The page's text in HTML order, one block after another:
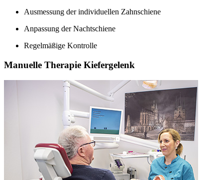
Ausmessung der individuellen Zahnschiene
Anpassung der Nachtschiene
Regelmäßige Kontrolle
Manuelle Therapie Kiefergelenk